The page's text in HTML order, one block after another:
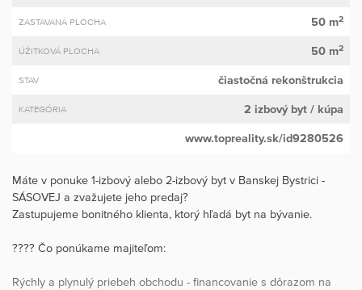
ZASTAVANÁ PLOCHA 50 m2
ÚŽITKOVÁ PLOCHA 50 m2
STAV čiastočná rekonštrukcia
KATEGÓRIA 2 izbový byt / kúpa
www.topreality.sk/id9280526
Máte v ponuke 1-izbový alebo 2-izbový byt v Banskej Bystrici -
SÁSOVEJ a zvažujete jeho predaj?
Zastupujeme bonitného klienta, ktorý hľadá byt na bývanie.
???? Čo ponúkame majiteľom:
Rýchly a plynulý priebeh obchodu - financovanie s dôrazom na